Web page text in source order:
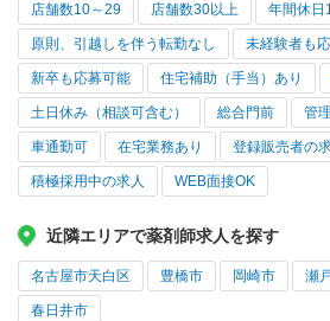
店舗数10～29 店舗数30以上 年間休日
原則、引越しを伴う転勤なし 未経験者も
新卒も応募可能 住宅補助（手当）あり
土日休み（相談可含む） 総合門前 管
車通勤可 在宅業務あり 登録販売者の
積極採用中の求人 WEB面接OK
近隣エリアで薬剤師求人を探す
名古屋市天白区 豊橋市 岡崎市 瀬
春日井市